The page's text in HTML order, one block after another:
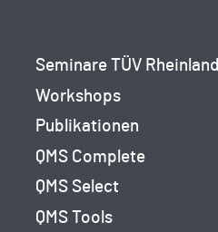
Seminare TÜV Rheinland
Workshops
Publikationen
QMS Complete
QMS Select
QMS Tools